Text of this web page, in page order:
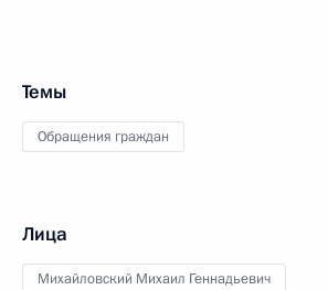
Темы
Обращения граждан
Лица
Михайловский Михаил Геннадьевич